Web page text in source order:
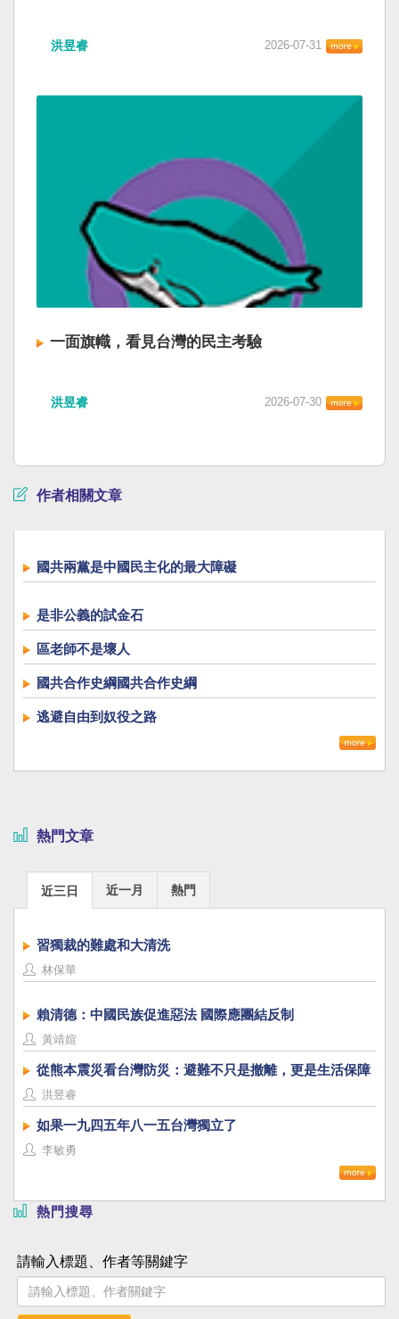
洪昱睿 2026-07-31
一面旗幟，看見台灣的民主考驗
洪昱睿 2026-07-30
作者相關文章
國共兩黨是中國民主化的最大障礙
是非公義的試金石
區老師不是壞人
國共合作史綱國共合作史綱
逃避自由到奴役之路
熱門文章
近三日 近一月 熱門
習獨裁的難處和大清洗
林保華
賴清德：中國民族促進惡法 國際應團結反制
黃靖媗
從熊本震災看台灣防災：避難不只是撤離，更是生活保障
洪昱睿
如果一九四五年八一五台灣獨立了
李敏勇
熱門搜尋
請輸入標題、作者等關鍵字